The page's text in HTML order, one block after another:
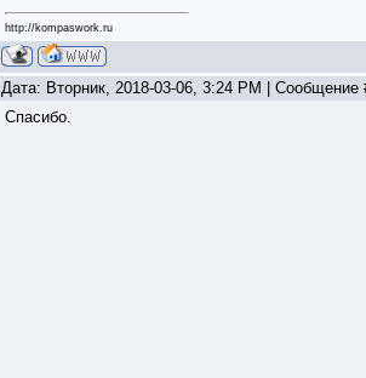
http://kompaswork.ru
Дата: Вторник, 2018-03-06, 3:24 PM | Сообщение
Спасибо.